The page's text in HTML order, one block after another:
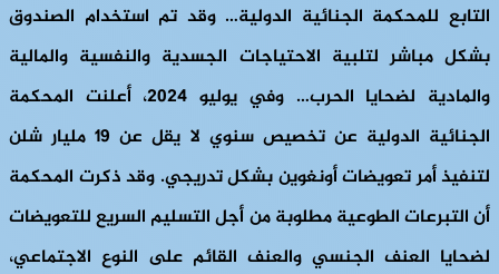
التابع للمحكمة الجنائية الدولية… وقد تم استخدام الصندوق
بشكل مباشر لتلبية الاحتياجات الجسدية والنفسية والمالية
والمادية لضحايا الحرب… وفي يوليو 2024، أعلنت المحكمة
الجنائية الدولية عن تخصيص سنوي لا يقل عن 19 مليار شلن
لتنفيذ أمر تعويضات أونغوين بشكل تدريجي. وقد ذكرت المحكمة
أن التبرعات الطوعية مطلوبة من أجل التسليم السريع للتعويضات
لضحايا العنف الجنسي والعنف القائم على النوع الاجتماعي،